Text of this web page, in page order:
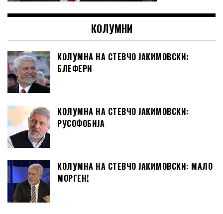
КОЛУМНИ
КОЛУМНА НА СТЕВЧО ЈАКИМОВСКИ:
БЛЕФЕРИ
КОЛУМНА НА СТЕВЧО ЈАКИМОВСКИ:
РУСОФОБИЈА
КОЛУМНА НА СТЕВЧО ЈАКИМОВСКИ: МАЛО
МОРГЕН!